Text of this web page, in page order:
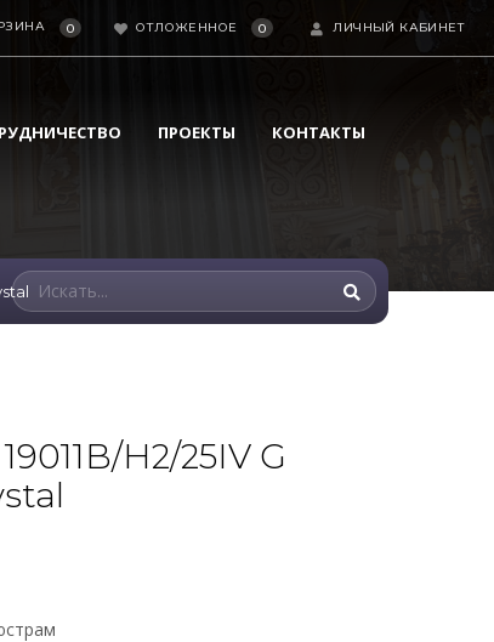
0 ОТЛОЖЕННОЕ 0 ЛИЧНЫЙ КАБИНЕТ
ПРОЕКТЫ КОНТАКТЫ
H2/25IV G